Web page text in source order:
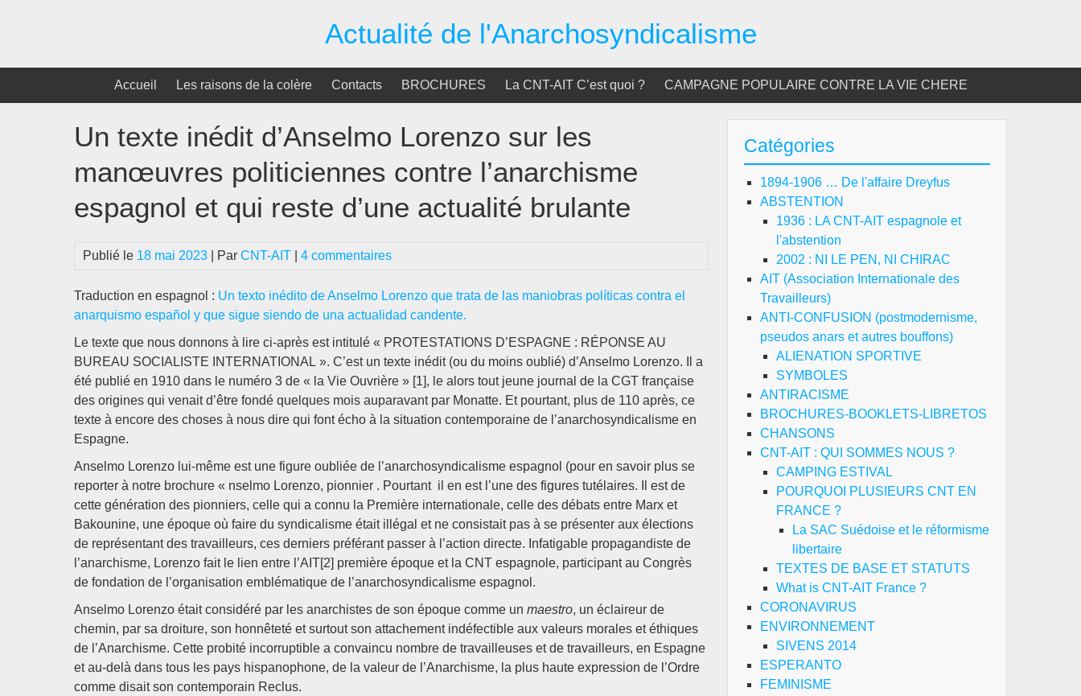
Actualité de l'Anarchosyndicalisme
Accueil Les raisons de la colère Contacts BROCHURES La CNT-AIT C’est quoi ? CAMPAGNE POPULAIRE CONTRE LA VIE CHERE
Un texte inédit d’Anselmo Lorenzo sur les
manœuvres politiciennes contre l’anarchisme
espagnol et qui reste d’une actualité brulante
Publié le 18 mai 2023 | Par CNT-AIT 4 commentaires
Traduction en espagnol : Un texto inédito de Anselmo Lorenzo que trata de las maniobras políticas contra el
anarquismo español y que sigue siendo de una actualidad candente.
Le texte que nous donnons à lire ci-après est intitulé « PROTESTATIONS D’ESPAGNE : RÉPONSE AU
BUREAU SOCIALISTE INTERNATIONAL ». C’est un texte inédit (ou du moins oublié) d’Anselmo Lorenzo. Il a
été publié en 1910 dans le numéro 3 de « la Vie Ouvrière » [1], le alors tout jeune journal de la CGT française
des origines qui venait d’être fondé quelques mois auparavant par Monatte. Et pourtant, plus de 110 après, ce
texte à encore des choses à nous dire qui font écho à la situation contemporaine de l’anarchosyndicalisme en
Espagne.
Anselmo Lorenzo lui-même est une figure oubliée de l’anarchosyndicalisme espagnol (pour en savoir plus se
reporter à notre brochure « nselmo Lorenzo, pionnier . Pourtant il en est l’une des figures tutélaires. Il est de
cette génération des pionniers, celle qui a connu la Première internationale, celle des débats entre Marx et
Bakounine, une époque où faire du syndicalisme était illégal et ne consistait pas à se présenter aux élections
de représentant des travailleurs, ces derniers préférant passer à l’action directe. Infatigable propagandiste de
l’anarchisme, Lorenzo fait le lien entre l’AIT[2] première époque et la CNT espagnole, participant au Congrès
de fondation de l’organisation emblématique de l’anarchosyndicalisme espagnol.
Anselmo Lorenzo était considéré par les anarchistes de son époque comme un maestro, un éclaireur de
chemin, par sa droiture, son honnêteté et surtout son attachement indéfectible aux valeurs morales et éthiques
de l’Anarchisme. Cette probité incorruptible a convaincu nombre de travailleuses et de travailleurs, en Espagne
et au-delà dans tous les pays hispanophone, de la valeur de l’Anarchisme, la plus haute expression de l’Ordre
comme disait son contemporain Reclus.
Catégories
1894-1906 … De l'affaire Dreyfus
ABSTENTION
1936 : LA CNT-AIT espagnole et
l'abstention
2002 : NI LE PEN, NI CHIRAC
AIT (Association Internationale des
Travailleurs)
ANTI-CONFUSION (postmodernisme,
pseudos anars et autres bouffons)
ALIENATION SPORTIVE
SYMBOLES
ANTIRACISME
BROCHURES-BOOKLETS-LIBRETOS
CHANSONS
CNT-AIT : QUI SOMMES NOUS ?
CAMPING ESTIVAL
POURQUOI PLUSIEURS CNT EN
FRANCE ?
La SAC Suédoise et le réformisme
libertaire
TEXTES DE BASE ET STATUTS
What is CNT-AIT France ?
CORONAVIRUS
ENVIRONNEMENT
SIVENS 2014
ESPERANTO
FEMINISME